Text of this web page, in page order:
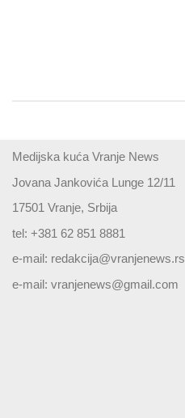
Medijska kuća Vranje News
Jovana Jankovića Lunge 12/11
17501 Vranje, Srbija
tel: +381 62 851 8881
e-mail: redakcija@vranjenews.rs
e-mail: vranjenews@gmail.com